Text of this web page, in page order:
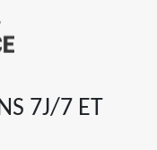
7J/7 ET